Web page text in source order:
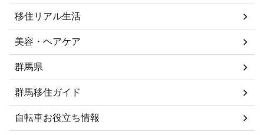
移住リアル生活
美容・ヘアケア
群馬県
群馬移住ガイド
自転車お役立ち情報